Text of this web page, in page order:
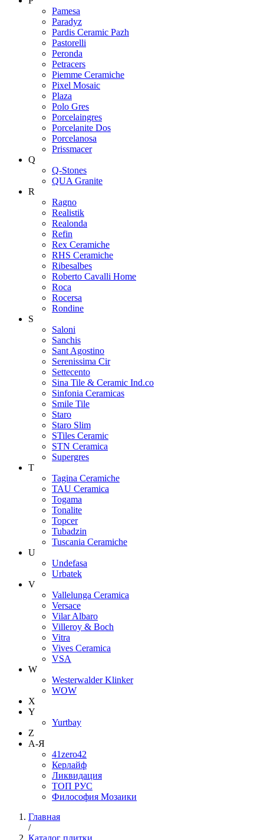
Pamesa
Paradyz
Pardis Ceramic Pazh
Pastorelli
Peronda
Petracers
Piemme Ceramiche
Pixel Mosaic
Plaza
Polo Gres
Porcelaingres
Porcelanite Dos
Porcelanosa
Prissmacer
Q
Q-Stones
QUA Granite
R
Ragno
Realistik
Realonda
Refin
Rex Ceramiche
RHS Ceramiche
Ribesalbes
Roberto Cavalli Home
Roca
Rocersa
Rondine
S
Saloni
Sanchis
Sant Agostino
Serenissima Cir
Settecento
Sina Tile & Ceramic Ind.co
Sinfonia Ceramicas
Smile Tile
Staro
Staro Slim
STiles Ceramic
STN Ceramica
Supergres
T
Tagina Ceramiche
TAU Ceramica
Togama
Tonalite
Topcer
Tubadzin
Tuscania Ceramiche
U
Undefasa
Urbatek
V
Vallelunga Ceramica
Versace
Vilar Albaro
Villeroy & Boch
Vitra
Vives Ceramica
VSA
W
Westerwalder Klinker
WOW
X
Y
Yurtbay
Z
А-Я
41zero42
Керлайф
Ликвидация
ТОП РУС
Философия Мозаики
Главная
/
Каталог плитки